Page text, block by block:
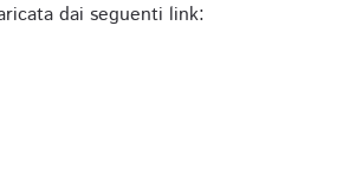
dai seguenti link: